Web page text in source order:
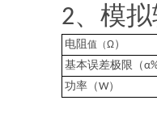
2、 模
电阻值（Ω）
基本误差极限（
功率（W）